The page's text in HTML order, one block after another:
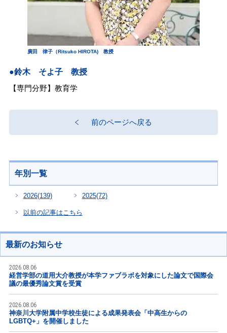
廣田 律子（Ritsuko HIROTA) 教授
●鈴木 そよ子 教授
【専門分野】教育学
前のページへ戻る
年別一覧
2026(139) 2025(72)
以前の記事はこちら
最新のお知らせ
2026.08.06
経営学部の道用大介教授が本学ファブラボを対象にした論文で国際会
議の最優秀論文賞を受賞
2026.08.06
神奈川大学附属中学校生徒による成果発表会「中高生からの
LGBTQ+」を開催しました